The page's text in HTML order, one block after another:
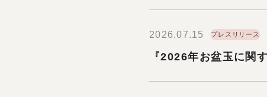
2026.07.15 プレスリリース
『2026年お盆玉に関